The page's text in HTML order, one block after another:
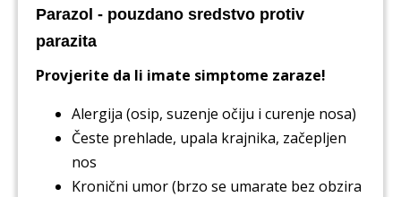
Parazol - pouzdano sredstvo protiv
parazita
Provjerite da li imate simptome zaraze!
Alergija (osip, suzenje očiju i curenje nosa)
Česte prehlade, upala krajnika, začepljen
nos
Kronični umor (brzo se umarate bez obzira